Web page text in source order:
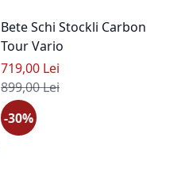
Bete Schi Stockli Carbon
Tour Vario
Pret special
719,00 Lei
Pret standard
899,00 Lei
-30%